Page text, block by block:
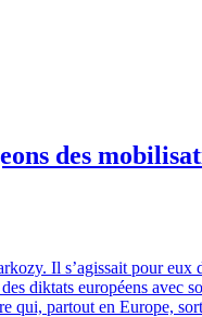
des
Il s’agissait pour
diktats européens
qui, partout en Europe,